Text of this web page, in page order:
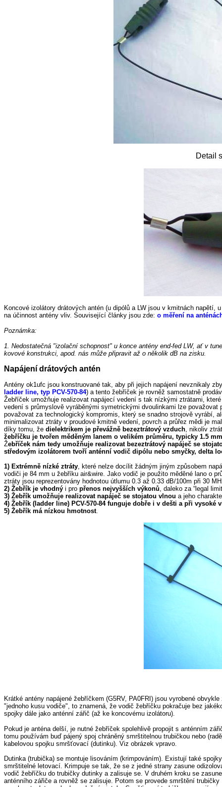
Detail
Koncové izolátory drátových antén (u dipólů a LW jsou v kmitnách
na účinnost antény vliv. Související články jsou zde: o měření na
Poznámka:
1. Nedostatečná "izolační schopnost" u konce antény end-fed LW, ať v
kovové konstrukci, apod. nás může připravit až o několik dB na zisku.
Napájení drátových antén
Antény ok1ufc jsou konstruované tak, aby při jejich napájení nevznikaly
adder ine, typ PCV-570-84) a tento žebříček je rovněž samostatně
Žebříček umožňuje realizovat napájecí vedení s tak nízkými ztrátami,
vedení s průmyslově vyráběnými symetrickými dvoulinkami lze
považovat za technologický kompromis, který se snadno strojově vyrábí,
minimalizovat ztráty v proudové kmitně vedení, povrch a průřez mědi je
díky tomu, že dielektrikem je převážně bezeztrátový vzduch, nikoliv
žebříčku je tvořen měděným lanem o velikém průměru, typicky 1.5 mm
Žebříček nám tedy umožňuje realizovat bezeztrátový napáječ se
středovým izolátorem tvoří anténní vodič dipólu nebo smyčky, delta
1) Extrémně nízké ztráty, které nelze docílit žádným jiným způsobem
vodiči je 84 mm u žebříku air&wire. Jako vodič je použito měděné lano o
ztráty jsou reprezentovány hodnotou útlumu 0.3 až 0.33 dB/100m při 30
2) Žebřík je vhodný i pro přenos nejvyšších výkonů, daleko za “legal
3) Žebřík umožňuje realizovat napáječ se stojatou vlnou a jeho
4) Žebřík (ladder line) PCV-570-84 funguje dobře i v dešti a při vysoké
5) Žebřík má nízkou hmotnost.
Krátké antény napájené žebříčkem (G5RV, PA0FRI) jsou vyrobené obvykle
"jednoho kusu vodiče", to znamená, že vodič žebříčku pokračuje bez
spojky dále jako anténní zářič (až ke koncovému izolátoru).
Pokud je anténa delší, je nutné žebříček spolehlivě propojit s anténním
tomu používám buď pájený spoj chráněný smrštitelnou trubičkou nebo
kabelovou spojku smršťovací (dutinku). Viz obrázek vpravo.
Dutinka (trubička) se montuje lisováním (krimpováním). Existují také spojky
smrštitelné letovací. Krimpuje se tak, že se z jedné strany zasune
vodič žebříčku do trubičky dutinky a zalisuje se. V druhém kroku se
anténního zářiče a rovněž se zalisuje. Potom se provede smrštění trubičky